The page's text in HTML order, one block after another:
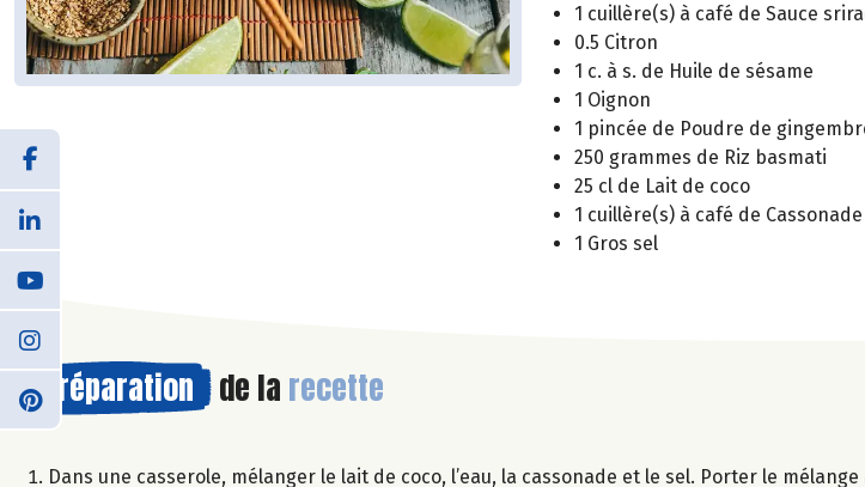
1 cuillère(s) à café de Sauce
0.5 Citron
1 c. à s. de Huile de sésame
1 Oignon
1 pincée de Poudre de
250 grammes de Riz basmati
25 cl de Lait de coco
1 cuillère(s) à café de Cassonade
1 Gros sel
Préparation de la recette
Dans une casserole, mélanger le lait de coco, l’eau, la cassonade et le sel. Porter le